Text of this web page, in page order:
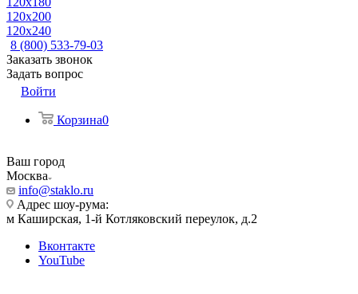
120x200
120x240
8 (800) 533-79-03
Заказать звонок
Задать вопрос
Войти
Корзина0
Ваш город
Москва
info@staklo.ru
Адрес шоу-рума:
м Каширская, 1-й Котляковский переулок, д.2
Вконтакте
YouTube